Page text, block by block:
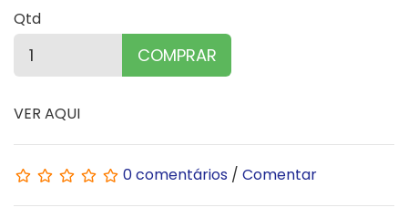
Qtd
COMPRAR
VER AQUI
0 comentários / Comentar